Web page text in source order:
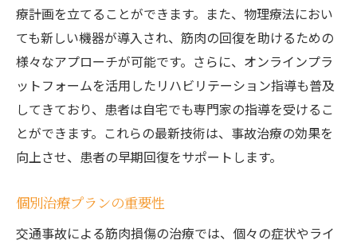
療計画を立てることができます。また、物理療法におい
ても新しい機器が導入され、筋肉の回復を助けるための
様々なアプローチが可能です。さらに、オンラインプラ
ットフォームを活用したリハビリテーション指導も普及
してきており、患者は自宅でも専門家の指導を受けるこ
とができます。これらの最新技術は、事故治療の効果を
向上させ、患者の早期回復をサポートします。
個別治療プランの重要性
交通事故による筋肉損傷の治療では、個々の症状やライ